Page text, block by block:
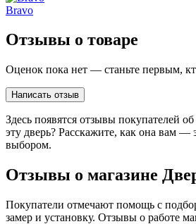
Bravo
Отзывы о товаре
Оценок пока нет — станьте первым,
Написать отзыв
Здесь появятся отзывы покупателей
эту дверь? Расскажите, как она вам —
выбором.
Отзывы о магазине
Покупатели отмечают помощь с
замер и установку. Отзывы о работе